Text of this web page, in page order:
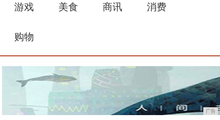
游戏 美食 商讯 消费
购物
广告